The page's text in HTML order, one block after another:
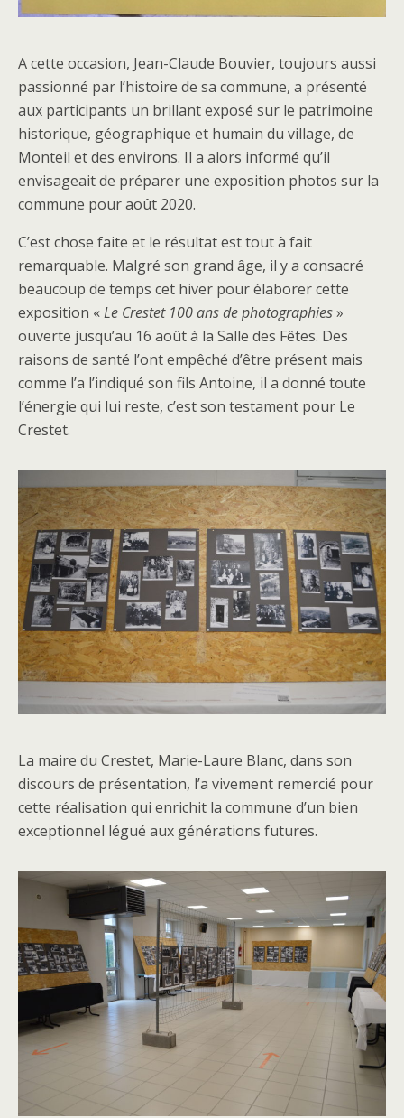
A cette occasion, Jean-Claude Bouvier, toujours aussi
passionné par l’histoire de sa commune, a présenté
aux participants un brillant exposé sur le patrimoine
historique, géographique et humain du village, de
Monteil et des environs. Il a alors informé qu’il
envisageait de préparer une exposition photos sur la
commune pour août 2020.
C’est chose faite et le résultat est tout à fait
remarquable. Malgré son grand âge, il y a consacré
beaucoup de temps cet hiver pour élaborer cette
exposition «Le Crestet 100 ans de photographies»
ouverte jusqu’au 16 août à la Salle des Fêtes. Des
raisons de santé l’ont empêché d’être présent mais
comme l’a l’indiqué son fils Antoine, il a donné toute
l’énergie qui lui reste, c’est son testament pour Le
Crestet.
La maire du Crestet, Marie-Laure Blanc, dans son
discours de présentation, l’a vivement remercié pour
cette réalisation qui enrichit la commune d’un bien
exceptionnel légué aux générations futures.